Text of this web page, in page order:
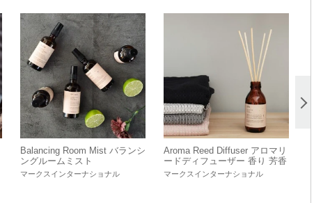
Balancing Room Mist バランシ
ングルームミスト
マークスインターナショナル
Aroma Reed Diffuser アロマリ
ードディフューザー 香り 芳香
インテリア
マークスインターナショナル